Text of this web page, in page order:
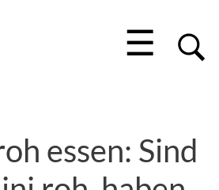
☰
essen: Sind